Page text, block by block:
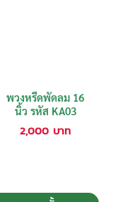
พวงหรีดพัดลม 16
นิ้ว รหัส KA03
2,000 บาท